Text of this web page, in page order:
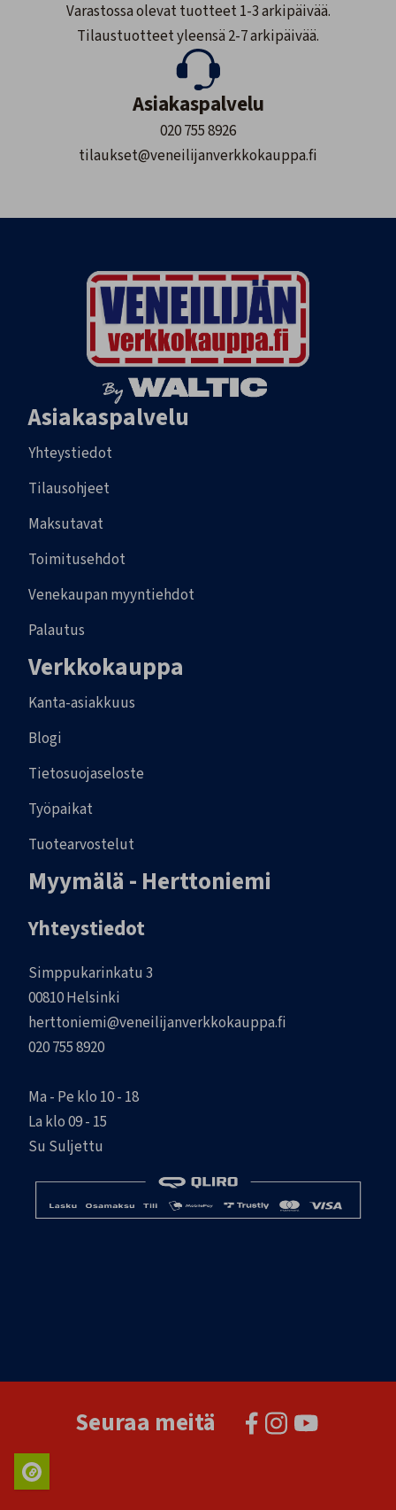
Varastossa olevat tuotteet 1-3 arkipäivää.
Tilaustuotteet yleensä 2-7 arkipäivää.
Asiakaspalvelu
020 755 8926
tilaukset@veneilijanverkkokauppa.fi
Asiakaspalvelu
Yhteystiedot
Tilausohjeet
Maksutavat
Toimitusehdot
Venekaupan myyntiehdot
Palautus
Verkkokauppa
Kanta-asiakkuus
Blogi
Tietosuojaseloste
Työpaikat
Tuotearvostelut
Myymälä - Herttoniemi
Yhteystiedot
Simppukarinkatu 3
00810 Helsinki
herttoniemi@veneilijanverkkokauppa.fi
020 755 8920
Ma - Pe klo 10 - 18
La klo 09 - 15
Su Suljettu
Seuraa meitä